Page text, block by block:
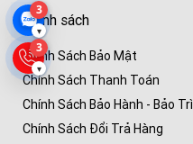
3
▾
3
▾
Chính sách
Chính Sách Bảo Mật
Chính Sách Thanh Toán
Chính Sách Bảo Hành - Bảo Trì
Chính Sách Đổi Trả Hàng